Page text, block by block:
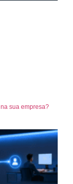
sua empresa?